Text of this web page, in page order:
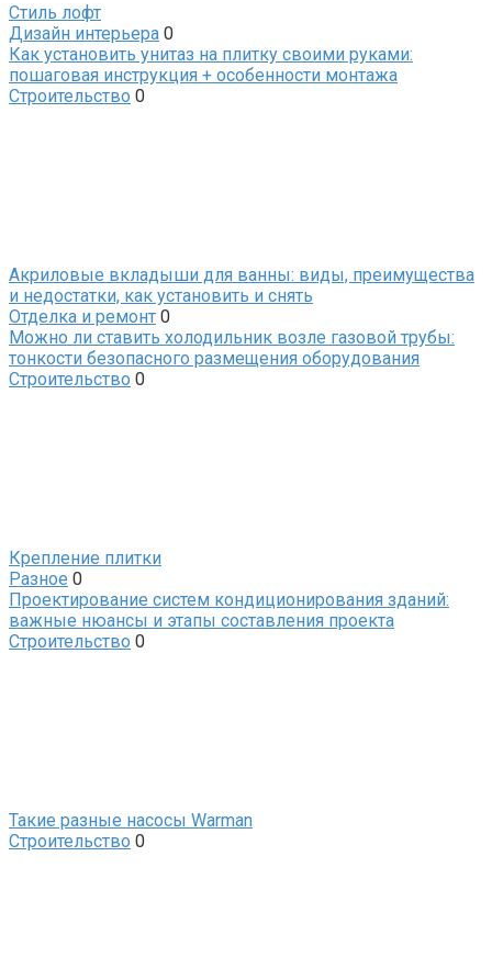
Стиль лофт
Дизайн интерьера 0
Как установить унитаз на плитку своими руками:
пошаговая инструкция + особенности монтажа
Строительство 0
Акриловые вкладыши для ванны: виды, преимущества
и недостатки, как установить и снять
Отделка и ремонт 0
Можно ли ставить холодильник возле газовой трубы:
тонкости безопасного размещения оборудования
Строительство 0
Крепление плитки
Разное 0
Проектирование систем кондиционирования зданий:
важные нюансы и этапы составления проекта
Строительство 0
Такие разные насосы Warman
Строительство 0